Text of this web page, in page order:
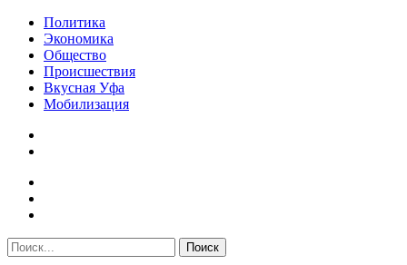
Политика
Экономика
Общество
Происшествия
Вкусная Уфа
Мобилизация